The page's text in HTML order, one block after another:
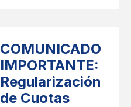
COMUNICADO
IMPORTANTE:
Regularización
de Cuotas